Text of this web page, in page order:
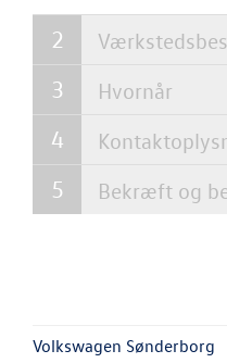
Hvornår
Bekræft og
Volkswagen Sønderborg